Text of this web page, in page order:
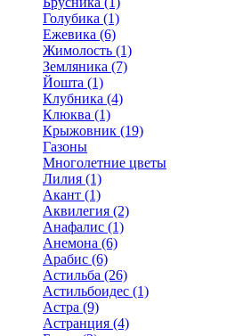
Голубика (1)
Ежевика (6)
Жимолость (1)
Земляника (7)
Йошта (1)
Клубника (4)
Клюква (1)
Крыжовник (19)
Газоны
Многолетние цветы
Лилия (1)
Акант (1)
Аквилегия (2)
Анафалис (1)
Анемона (6)
Арабис (6)
Астильба (26)
Астильбоидес (1)
Астра (9)
Астранция (4)